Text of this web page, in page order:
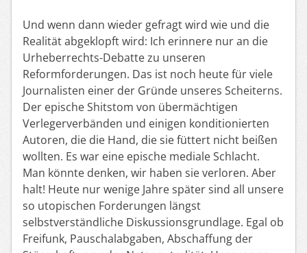
Und wenn dann wieder gefragt wird wie und die
Realität abgeklopft wird: Ich erinnere nur an die
Urheberrechts-Debatte zu unseren
Reformforderungen. Das ist noch heute für viele
Journalisten einer der Gründe unseres Scheiterns.
Der epische Shitstom von übermächtigen
Verlegerverbänden und einigen konditionierten
Autoren, die die Hand, die sie füttert nicht beißen
wollten. Es war eine epische mediale Schlacht.
Man könnte denken, wir haben sie verloren. Aber
halt! Heute nur wenige Jahre später sind all unsere
so utopischen Forderungen längst
selbstverständliche Diskussionsgrundlage. Egal ob
Freifunk, Pauschalabgaben, Abschaffung der